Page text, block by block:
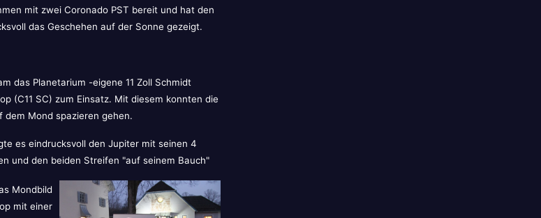
mit zwei Coronado PST bereit und hat den
das Geschehen auf der Sonne gezeigt.
das Planetarium -eigene 11 Zoll Schmidt
(C11 SC) zum Einsatz. Mit diesem konnten die
dem Mond spazieren gehen.
es eindrucksvoll den Jupiter mit seinen 4
und den beiden Streifen "auf seinem Bauch"
Mondbild
mit einer